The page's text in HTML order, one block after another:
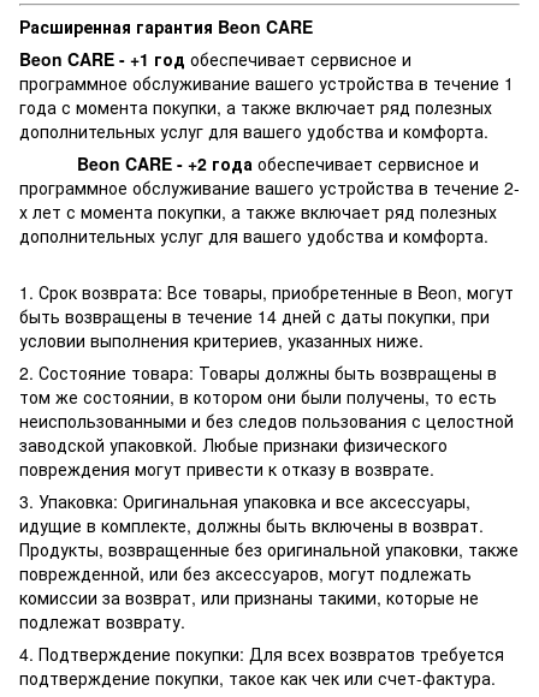
Расширенная гарантия Beon CARE
Beon CARE - +1 год обеспечивает сервисное и
программное обслуживание вашего устройства в течение 1
года с момента покупки, а также включает ряд полезных
дополнительных услуг для вашего удобства и комфорта.
Beon CARE - +2 года обеспечивает сервисное и
программное обслуживание вашего устройства в течение 2-
х лет с момента покупки, а также включает ряд полезных
дополнительных услуг для вашего удобства и комфорта.
1. Срок возврата: Все товары, приобретенные в Beon, могут
быть возвращены в течение 14 дней с даты покупки, при
условии выполнения критериев, указанных ниже.
2. Состояние товара: Товары должны быть возвращены в
том же состоянии, в котором они были получены, то есть
неиспользованными и без следов пользования с целостной
заводской упаковкой. Любые признаки физического
повреждения могут привести к отказу в возврате.
3. Упаковка: Оригинальная упаковка и все аксессуары,
идущие в комплекте, должны быть включены в возврат.
Продукты, возвращенные без оригинальной упаковки, также
поврежденной, или без аксессуаров, могут подлежать
комиссии за возврат, или признаны такими, которые не
подлежат возврату.
4. Подтверждение покупки: Для всех возвратов требуется
подтверждение покупки, такое как чек или счет-фактура.